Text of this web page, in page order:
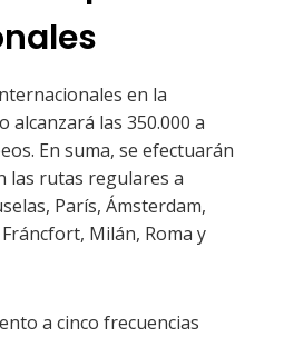
en la
alcanzará las 350.000 a
En suma, se efectuarán
las rutas regulares a
París, Ámsterdam,
Milán, Roma y
a cinco frecuencias